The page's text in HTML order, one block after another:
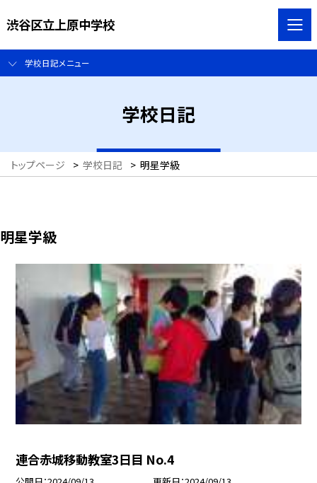
渋谷区立上原中学校
学校日記メニュー
学校日記
トップページ > 学校日記 > 明星学級
明星学級
連合赤城移動教室3日目 No.4